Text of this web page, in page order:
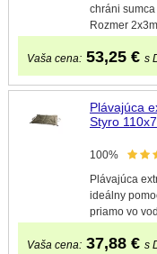
chráni
Rozmer
Vaša cena: 53,25 € s
Plávajúca
Styro
100%
Plávajúca
ideálny
priamo vo
Vaša cena: 37,88 € s